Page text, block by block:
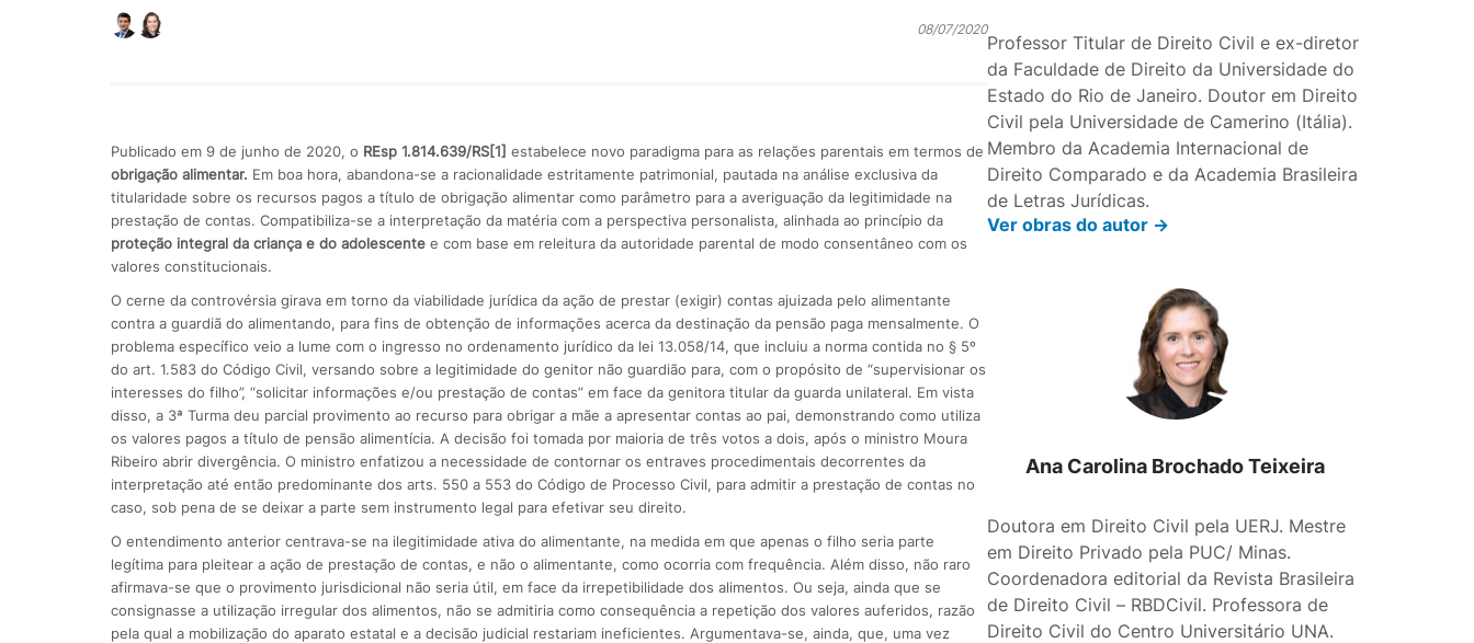
08/07/2020
Publicado em 9 de junho de 2020, o REsp 1.814.639/RS[1] estabelece novo paradigma para as relações parentais em termos de
obrigação alimentar. Em boa hora, abandona-se a racionalidade estritamente patrimonial, pautada na análise exclusiva da
titularidade sobre os recursos pagos a título de obrigação alimentar como parâmetro para a averiguação da legitimidade na
prestação de contas. Compatibiliza-se a interpretação da matéria com a perspectiva personalista, alinhada ao princípio da
proteção integral da criança e do adolescentee com base em releitura da autoridade parental de modo consentâneo com os
valores constitucionais.
O cerne da controvérsia girava em torno da viabilidade jurídica da ação de prestar (exigir) contas ajuizada pelo alimentante
contra a guardiã do alimentando, para fins de obtenção de informações acerca da destinação da pensão paga mensalmente. O
problema específico veio a lume com o ingresso no ordenamento jurídico da lei 13.058/14, que incluiu a norma contida no § 5º
do art. 1.583 do Código Civil, versando sobre a legitimidade do genitor não guardião para, com o propósito de “supervisionar os
interesses do filho”, “solicitar informações e/ou prestação de contas” em face da genitora titular da guarda unilateral. Em vista
disso, a 3ª Turma deu parcial provimento ao recurso para obrigar a mãe a apresentar contas ao pai, demonstrando como utiliza
os valores pagos a título de pensão alimentícia. A decisão foi tomada por maioria de três votos a dois, após o ministro Moura
Ribeiro abrir divergência. O ministro enfatizou a necessidade de contornar os entraves procedimentais decorrentes da
interpretação até então predominante dos arts. 550 a 553 do Código de Processo Civil, para admitir a prestação de contas no
caso, sob pena de se deixar a parte sem instrumento legal para efetivar seu direito.
O entendimento anterior centrava-se na ilegitimidade ativa do alimentante, na medida em que apenas o filho seria parte
legítima para pleitear a ação de prestação de contas, e não o alimentante, como ocorria com frequência. Além disso, não raro
afirmava-se que o provimento juris­dicional não seria útil, em face da irrepetibilidade dos alimentos. Ou seja, ainda que se
consignasse a utilização irregular dos alimentos, não se admitiria como consequência a repetição dos valores auferidos, razão
pela qual a mobilização do aparato estatal e a decisão judicial restariam ineficientes. Argumentava-se, ainda, que, uma vez
Professor Titular de Direito Civil e ex-diretor
da Faculdade de Direito da Universidade do
Estado do Rio de Janeiro. Doutor em Direito
Civil pela Universidade de Camerino (Itália).
Membro da Academia Internacional de
Direito Comparado e da Academia Brasileira
de Letras Jurídicas.
Ver obras do autor ->
Ana Carolina Brochado Teixeira
Doutora em Direito Civil pela UERJ. Mestre
em Direito Privado pela PUC/ Minas.
Coordenadora editorial da Revista Brasileira
de Direito Civil – RBDCivil. Professora de
Direito Civil do Centro Universitário UNA.